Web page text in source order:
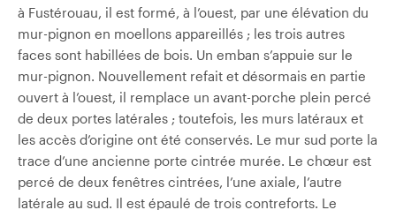
à Fustérouau, il est formé, à l’ouest, par une élévation du
mur-pignon en moellons appareillés ; les trois autres
faces sont habillées de bois. Un emban s’appuie sur le
mur-pignon. Nouvellement refait et désormais en partie
ouvert à l’ouest, il remplace un avant-porche plein percé
de deux portes latérales ; toutefois, les murs latéraux et
les accès d’origine ont été conservés. Le mur sud porte la
trace d’une ancienne porte cintrée murée. Le chœur est
percé de deux fenêtres cintrées, l’une axiale, l’autre
latérale au sud. Il est épaulé de trois contreforts. Le